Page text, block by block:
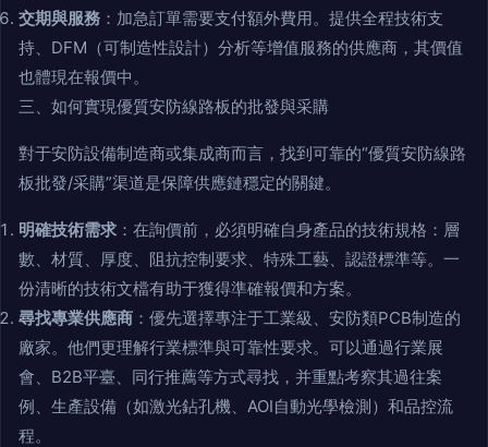
交期與服務 ：加急訂單需要支付額外費用。提供全程技術支
持、DFM（可制造性設計）分析等增值服務的供應商，其價值
也體現在報價中。
三、如何實現優質安防線路板的批發與采購
對于安防設備制造商或集成商而言，找到可靠的“優質安防線路
板批發/采購”渠道是保障供應鏈穩定的關鍵。
明確技術需求 ：在詢價前，必須明確自身產品的技術規格：層
數、材質、厚度、阻抗控制要求、特殊工藝、認證標準等。一
份清晰的技術文檔有助于獲得準確報價和方案。
尋找專業供應商 ：優先選擇專注于工業級、安防類PCB制造的
廠家。他們更理解行業標準與可靠性要求。可以通過行業展
會、B2B平臺、同行推薦等方式尋找，并重點考察其過往案
例、生產設備（如激光鉆孔機、AOI自動光學檢測）和品控流
程。